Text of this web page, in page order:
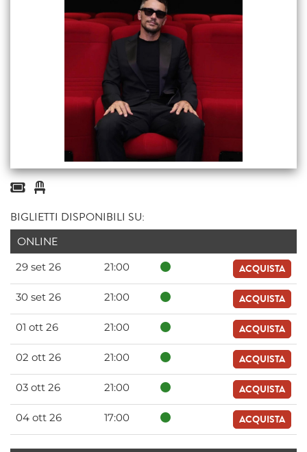
BIGLIETTI DISPONIBILI SU:
ONLINE
29 set 26 21:00 ACQUISTA
30 set 26 21:00 ACQUISTA
01 ott 26 21:00 ACQUISTA
02 ott 26 21:00 ACQUISTA
03 ott 26 21:00 ACQUISTA
04 ott 26 17:00 ACQUISTA